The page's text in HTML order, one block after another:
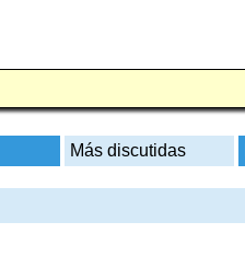
Más discutidas